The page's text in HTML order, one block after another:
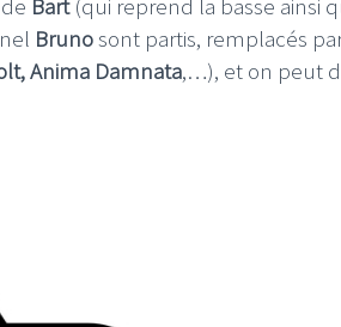
Bart(qui reprend la basse ainsi
Brunosont partis, remplacés
Anima Damnata,…), et on peut